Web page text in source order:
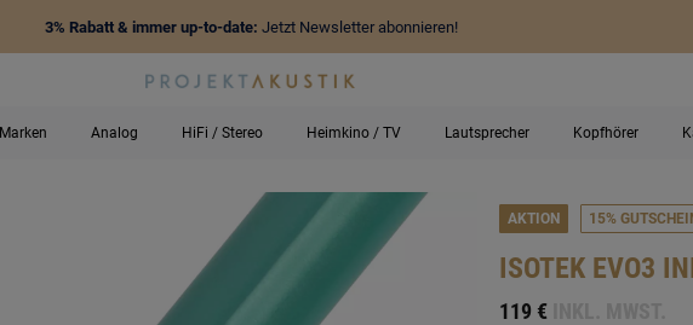
3% Rabatt & immer up-to-date: Jetzt Newsletter abonnieren!
Marken Analog HiFi / Stereo Heimkino / TV Lautsprecher Kopfhörer
AKTION 15%
ISOTEK EVO3
119 €